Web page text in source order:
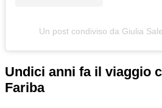
Un post condiviso da Giulia
Undici anni fa il viaggio
Fariba